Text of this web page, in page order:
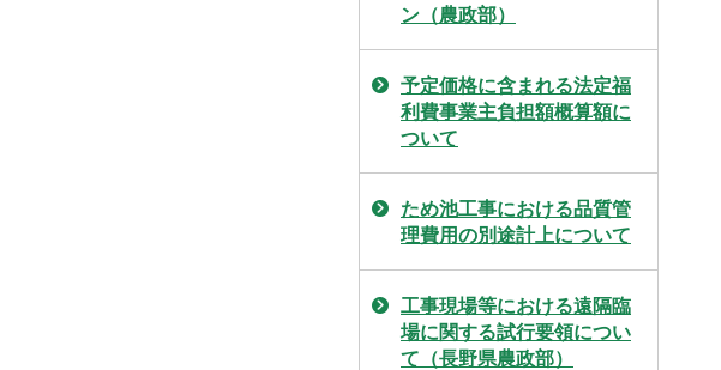
ン（農政部）
予定価格に含まれる法定福
利費事業主負担額概算額に
ついて
ため池工事における品質管
理費用の別途計上について
工事現場等における遠隔臨
場に関する試行要領につい
て（長野県農政部）